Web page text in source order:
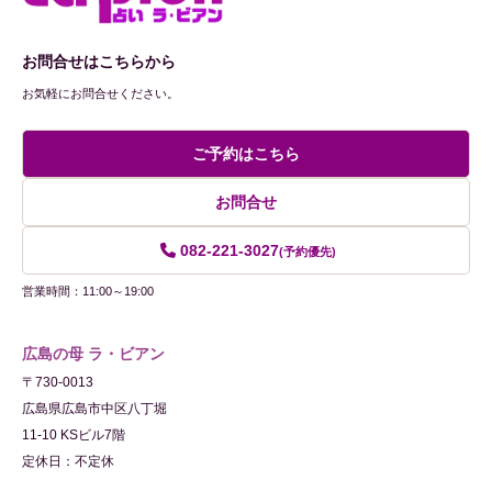
お問合せはこちらから
お気軽にお問合せください。
ご予約はこちら
お問合せ
082-221-3027(予約優先)
営業時間：11:00～19:00
広島の母 ラ・ビアン
〒730-0013
広島県広島市中区八丁堀
11-10 KSビル7階
定休日：不定休